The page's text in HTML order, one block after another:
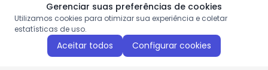
Gerenciar suas preferências de cookies
Utilizamos cookies para otimizar sua experiência e coletar
estatísticas de uso.
Aceitar todos Configurar cookies